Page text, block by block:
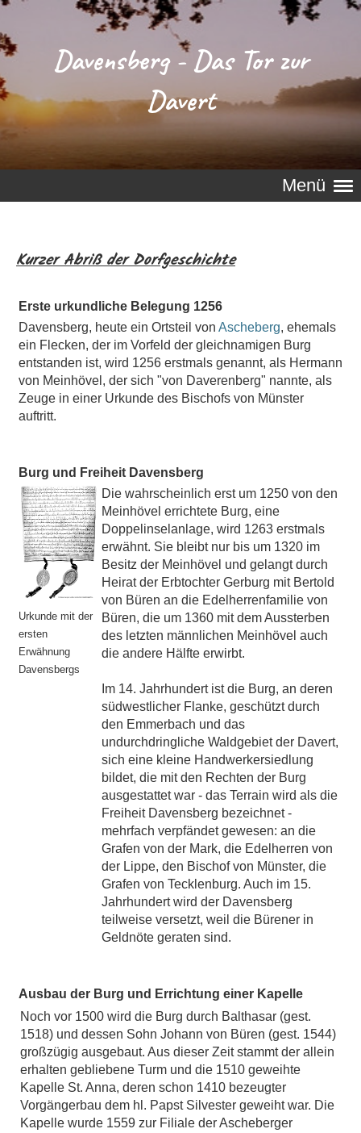
Davensberg - Das Tor zur
Davert
Menü
Kurzer Abriß der Dorfgeschichte
Erste urkundliche Belegung 1256
Davensberg, heute ein Ortsteil von Ascheberg, ehemals
ein Flecken, der im Vorfeld der gleichnamigen Burg
entstanden ist, wird 1256 erstmals genannt, als Hermann
von Meinhövel, der sich "von Daverenberg" nannte, als
Zeuge in einer Urkunde des Bischofs von Münster
auftritt.
Burg und Freiheit Davensberg
Urkunde mit der
ersten
Erwähnung
Davensbergs
Die wahrscheinlich erst um 1250 von den
Meinhövel errichtete Burg, eine
Doppelinselanlage, wird 1263 erstmals
erwähnt. Sie bleibt nur bis um 1320 im
Besitz der Meinhövel und gelangt durch
Heirat der Erbtochter Gerburg mit Bertold
von Büren an die Edelherrenfamilie von
Büren, die um 1360 mit dem Aussterben
des letzten männlichen Meinhövel auch
die andere Hälfte erwirbt.
Im 14. Jahrhundert ist die Burg, an deren
südwestlicher Flanke, geschützt durch
den Emmerbach und das
undurchdringliche Waldgebiet der Davert,
sich eine kleine Handwerkersiedlung
bildet, die mit den Rechten der Burg
ausgestattet war - das Terrain wird als die
Freiheit Davensberg bezeichnet -
mehrfach verpfändet gewesen: an die
Grafen von der Mark, die Edelherren von
der Lippe, den Bischof von Münster, die
Grafen von Tecklenburg. Auch im 15.
Jahrhundert wird der Davensberg
teilweise versetzt, weil die Bürener in
Geldnöte geraten sind.
Ausbau der Burg und Errichtung einer Kapelle
Noch vor 1500 wird die Burg durch Balthasar (gest.
1518) und dessen Sohn Johann von Büren (gest. 1544)
großzügig ausgebaut. Aus dieser Zeit stammt der allein
erhalten gebliebene Turm und die 1510 geweihte
Kapelle St. Anna, deren schon 1410 bezeugter
Vorgängerbau dem hl. Papst Silvester geweiht war. Die
Kapelle wurde 1559 zur Filiale der Ascheberger